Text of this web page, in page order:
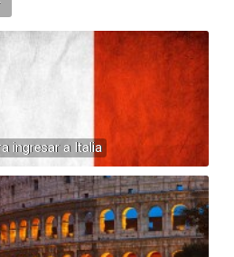
ingresar a Italia